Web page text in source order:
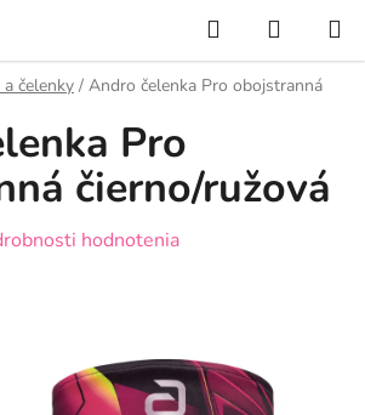
Hľadať
KOŠÍK
čelenky / Andro čelenka Pro obojstranná
Pro
čierno/ružová
hodnotenia